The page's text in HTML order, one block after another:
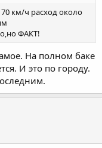
км/ч расход около
ФАКТ!
На полном баке
И это по городу.